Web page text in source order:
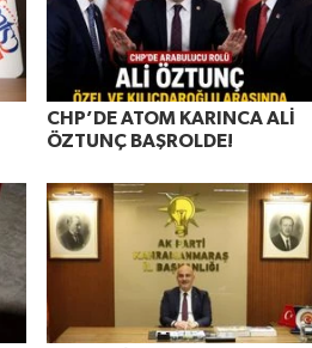
CHP’DE ATOM KARINCA ALİ
ÖZTUNÇ BAŞROLDE!